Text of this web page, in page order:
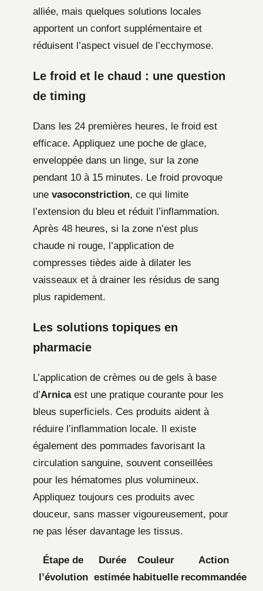
alliée, mais quelques solutions locales
apportent un confort supplémentaire et
réduisent l’aspect visuel de l’ecchymose.
Le froid et le chaud : une question
de timing
Dans les 24 premières heures, le froid est
efficace. Appliquez une poche de glace,
enveloppée dans un linge, sur la zone
pendant 10 à 15 minutes. Le froid provoque
une vasoconstriction, ce qui limite
l’extension du bleu et réduit l’inflammation.
Après 48 heures, si la zone n’est plus
chaude ni rouge, l’application de
compresses tièdes aide à dilater les
vaisseaux et à drainer les résidus de sang
plus rapidement.
Les solutions topiques en
pharmacie
L’application de crèmes ou de gels à base
d’Arnicaest une pratique courante pour les
bleus superficiels. Ces produits aident à
réduire l’inflammation locale. Il existe
également des pommades favorisant la
circulation sanguine, souvent conseillées
pour les hématomes plus volumineux.
Appliquez toujours ces produits avec
douceur, sans masser vigoureusement, pour
ne pas léser davantage les tissus.
Étape de
l’évolution
Durée
estimée
Couleur
habituelle
Action
recommandée